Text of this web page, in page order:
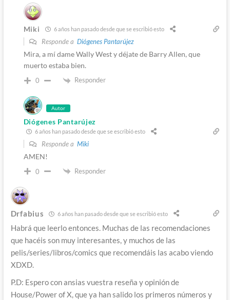
Miki 6 años han pasado desde que se escribió esto
Responde a Diógenes Pantarújez
Mira, a mí dame Wally West y déjate de Barry Allen, que
muerto estaba bien.
0 Responder
Autor
Diógenes Pantarújez
6 años han pasado desde que se escribió esto
Responde a Miki
AMEN!
0 Responder
Drfabius 6 años han pasado desde que se escribió esto
Habrá que leerlo entonces. Muchas de las recomendaciones
que hacéis son muy interesantes, y muchos de las
pelis/series/libros/comics que recomendáis las acabo viendo
XDXD.
P.D: Espero con ansias vuestra reseña y opinión de
House/Power of X, que ya han salido los primeros números y